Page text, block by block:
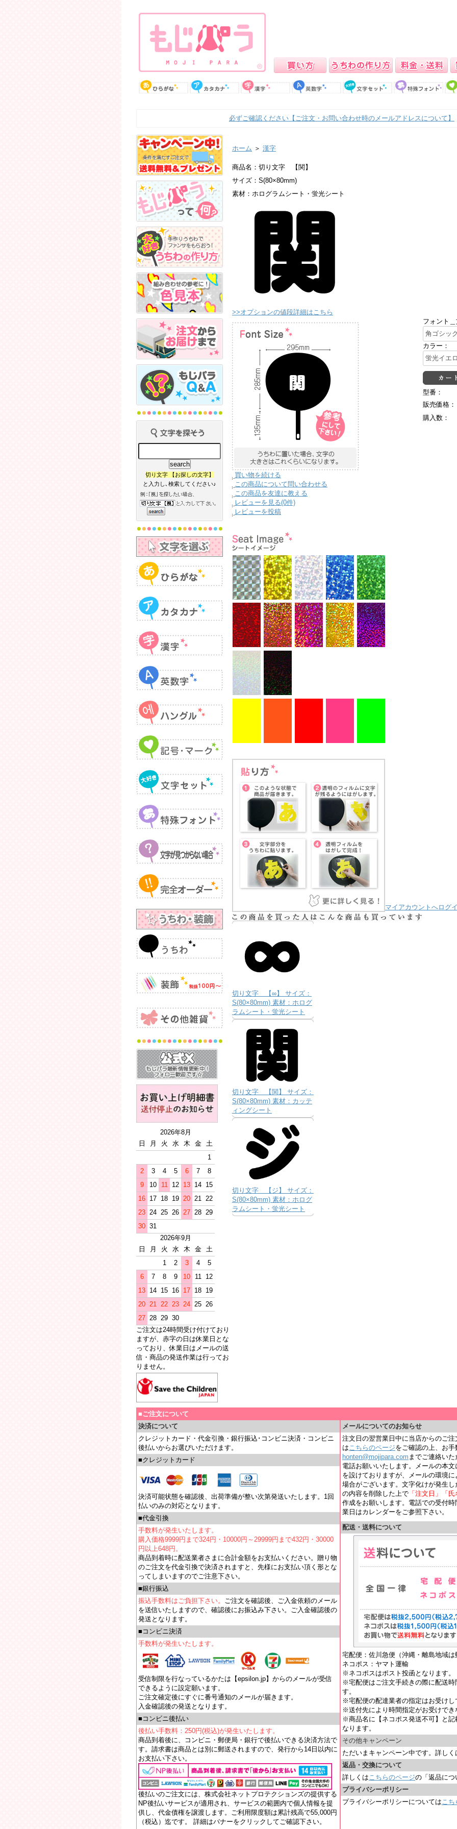
必ずご確認ください【ご注文・お問い合わせ時のメールアドレスについて】
切り文字 【お探しの文字】
と入力し､検索してください♪
2026年8月
日
月 火 水 木 金
土
1
2
3 4 5 6 7
8
9
10 11 12 13 14 15
16 17 18 19 20 21 22
23 24 25 26 27 28 29
30 31
2026年9月
日
月 火 水 木 金
土
1
2 3 4
5
6
7 8 9 10 11
12
13 14 15 16 17 18 19
20 21 22 23 24 25 26
27 28 29 30
ご注文は24時間受け付けており
ますが、赤字の日は休業日とな
っており、休業日はメールの送
信・商品の発送作業は行ってお
りません。
ホーム ＞ 漢字
商品名：切り文字 【関】
サイズ：S(80×80mm)
素材：ホログラムシート・蛍光シート
>>オプションの値段詳細はこちら
フォント
カラー：
型番：
販売価格：
購入数：
買い物を続ける
この商品について問い合わせる
この商品を友達に教える
レビューを見る(0件)
レビューを投稿
マイアカウントへログ
切り文字 【∞】 サイズ：
S(80×80mm) 素材：ホログ
ラムシート・蛍光シート
切り文字 【関】 サイズ：
S(80×80mm) 素材：カッテ
ィングシート
切り文字 【ジ】 サイズ：
S(80×80mm) 素材：ホログ
ラムシート・蛍光シート
■ご注文について
決済について
クレジットカード・代金引換・銀行振込･コンビニ決済・コンビニ
後払いからお選びいただけます。
■クレジットカード
決済可能状態を確認後、出荷準備が整い次第発送いたします。1回
払いのみの対応となります。
■代金引換
手数料が発生いたします。
購入価格9999円まで324円・10000円～29999円まで432円・30000
円以上648円。
商品到着時に配送業者さまに合計金額をお支払いください。贈り物
のご注文を代金引換で決済されますと、先様にお支払い頂く形とな
ってしまいますのでご注意下さい。
■銀行振込
振込手数料はご負担下さい。 ご注文を確認後、ご入金依頼のメール
を送信いたしますので、確認後にお振込み下さい。ご入金確認後の
発送となります。
■コンビニ決済
手数料が発生いたします。
受信制限を行なっているかたは【epsilon.jp】からのメールが受信
できるように設定願います。
ご注文確定後にすぐに番号通知のメールが届きます。
入金確認後の発送となります。
■コンビニ後払い
後払い手数料：250円(税込)が発生いたします。
商品到着後に、コンビニ・郵便局・銀行で後払いできる決済方法で
す。請求書は商品とは別に郵送されますので、発行から14日以内に
お支払い下さい。
後払いのご注文には、株式会社ネットプロテクションズの提供する
NP後払いサービスが適用され、サービスの範囲内で個人情報を提
供し、代金債権を譲渡します。ご利用限度額は累計残高で55,000円
（税込）迄です。 詳細はバナーをクリックしてご確認下さい。
メールについてのお知らせ
注文日の翌営業日中に当店からのご
はこちらのページをご確認の上、お手
honten@mojipara.com までご連絡い
電話お願いいたします。メールの本
を設けておりますが、メールの環境
場合がございます。文字化けが発生
の内容を削除した上で 「注文日」「
作成をお願いします。電話での受付
業日はカレンダーをご参照下さい。
配送・送料について
宅配便：佐川急便（沖縄・離島地域は
ネコポス：ヤマト運輸
※ネコポスはポスト投函となります。
※宅配便はご注文手続きの際に配送
す。
※宅配便の配達業者の指定はお受けし
※送付先により時間指定がお受けで
※商品名に【ネコポス発送不可】と
なります。
その他キャンペーン
ただいまキャンペーン中です。詳しく
返品・交換について
詳しくはこちらのページの「返品につ
プライバシーポリシー
プライバシーポリシーについてはこち